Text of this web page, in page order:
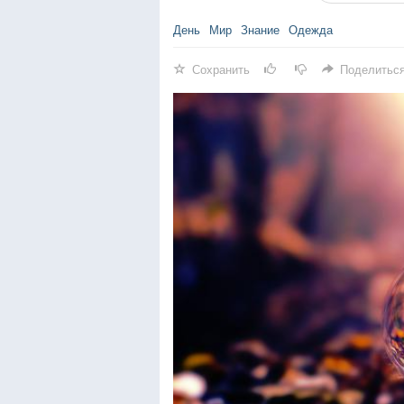
День Мир Знание Одежда
Сохранить